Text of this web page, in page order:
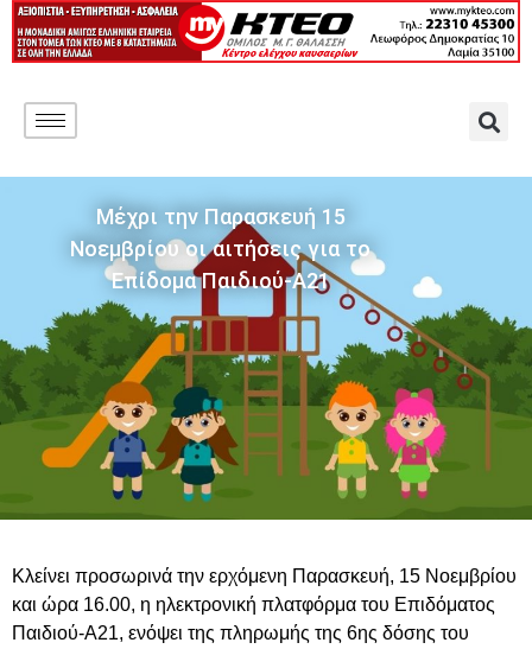
Μέχρι την Παρασκευή 15
Νοεμβρίου οι αιτήσεις για το
Επίδομα Παιδιού-Α21
Κλείνει προσωρινά την ερχόμενη Παρασκευή, 15 Νοεμβρίου
και ώρα 16.00, η ηλεκτρονική πλατφόρμα του Επιδόματος
Παιδιού-Α21, ενόψει της πληρωμής της 6ης δόσης του